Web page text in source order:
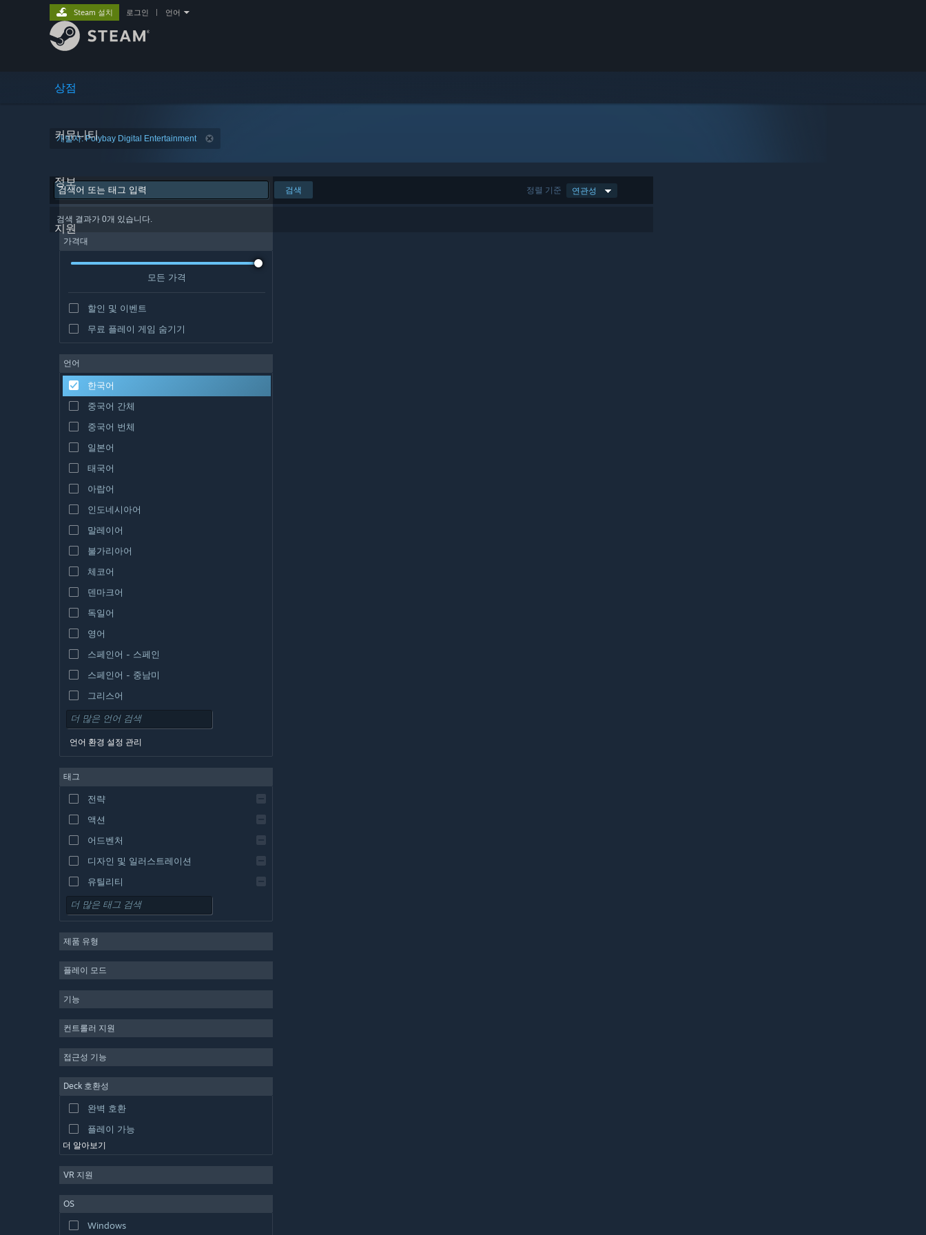
상점
커뮤니티
정보
지원
Steam 설치 로그인 언어
개발자: Polybay Digital Entertainment
정렬 기준 연관성
검색
검색 결과가 0개 있습니다.
가격대
모든 가격
할인 및 이벤트
무료 플레이 게임 숨기기
언어
한국어
중국어 간체
중국어 번체
일본어
태국어
아랍어
인도네시아어
말레이어
불가리아어
체코어
덴마크어
독일어
영어
스페인어 - 스페인
스페인어 - 중남미
그리스어
언어 환경 설정 관리
태그
전략
액션
어드벤처
디자인 및 일러스트레이션
유틸리티
무료 플레이
MMO
시뮬레이션
동영상 제작
사진 편집
제품 유형
플레이 모드
기능
컨트롤러 지원
접근성 기능
Deck 호환성
완벽 호환
플레이 가능
더 알아보기
VR 지원
OS
Windows